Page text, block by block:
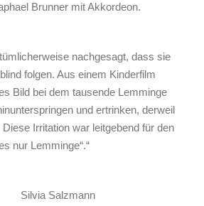
Brunner mit Akkordeon.
nachgesagt, dass sie
folgen. Aus einem Kinderfilm
Bild bei dem tausende Lemminge
und ertrinken, derweil
Irritation war leitgebend für den
nur Lemminge“.“
Salzmann